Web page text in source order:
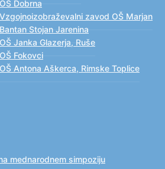
OŠ Dobrna
Vzgojnoizobraževalni zavod OŠ Marjan
Bantan Stojan Jarenina
OŠ Janka Glazerja, Ruše
OŠ Fokovci
OŠ Antona Aškerca, Rimske Toplice
mednarodnem simpoziju